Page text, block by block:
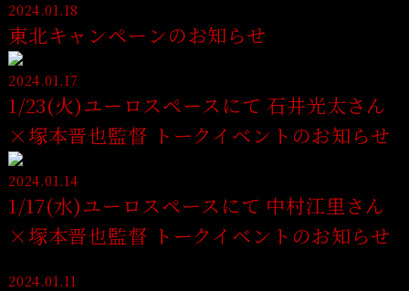
2024.01.18
東北キャンペーンのお知らせ
2024.01.17
1/23(火)ユーロスペースにて 石井光太さん
×塚本晋也監督 トークイベントのお知らせ
2024.01.14
1/17(水)ユーロスペースにて 中村江里さん
×塚本晋也監督 トークイベントのお知らせ
2024.01.11